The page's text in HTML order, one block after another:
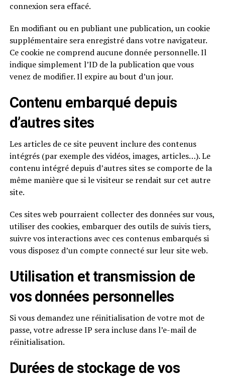
connexion sera effacé.
En modifiant ou en publiant une publication, un cookie
supplémentaire sera enregistré dans votre navigateur.
Ce cookie ne comprend aucune donnée personnelle. Il
indique simplement l’ID de la publication que vous
venez de modifier. Il expire au bout d’un jour.
Contenu embarqué depuis
d’autres sites
Les articles de ce site peuvent inclure des contenus
intégrés (par exemple des vidéos, images, articles…). Le
contenu intégré depuis d’autres sites se comporte de la
même manière que si le visiteur se rendait sur cet autre
site.
Ces sites web pourraient collecter des données sur vous,
utiliser des cookies, embarquer des outils de suivis tiers,
suivre vos interactions avec ces contenus embarqués si
vous disposez d’un compte connecté sur leur site web.
Utilisation et transmission de
vos données personnelles
Si vous demandez une réinitialisation de votre mot de
passe, votre adresse IP sera incluse dans l’e-mail de
réinitialisation.
Durées de stockage de vos